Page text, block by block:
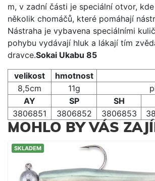
m, v zadní části je speciální otvor,
několik chomáčů, které pomáhají
Nástraha je vybavena speciálními
pohybu vydávají hluk a lákají tím
dravce.Sokai Ukabu 85
velikost hmotnost
8,5cm
11g
AY
SP SH
3806851
3806852 3806853
MOHLO BY VÁS
SKLADEM